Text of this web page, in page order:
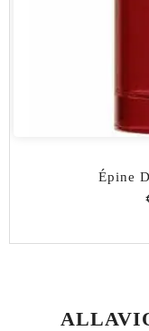
Épine